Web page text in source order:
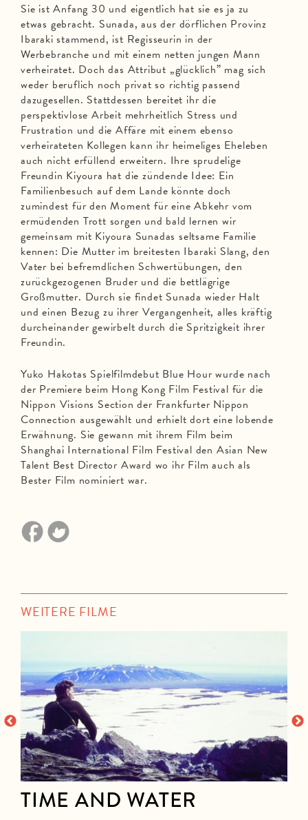
Sie ist Anfang 30 und eigentlich hat sie es ja zu
etwas gebracht. Sunada, aus der dörflichen Provinz
Ibaraki stammend, ist Regisseurin in der
Werbebranche und mit einem netten jungen Mann
verheiratet. Doch das Attribut „glücklich” mag sich
weder beruflich noch privat so richtig passend
dazugesellen. Stattdessen bereitet ihr die
perspektivlose Arbeit mehrheitlich Stress und
Frustration und die Affäre mit einem ebenso
verheirateten Kollegen kann ihr heimeliges Eheleben
auch nicht erfüllend erweitern. Ihre sprudelige
Freundin Kiyoura hat die zündende Idee: Ein
Familienbesuch auf dem Lande könnte doch
zumindest für den Moment für eine Abkehr vom
ermüdenden Trott sorgen und bald lernen wir
gemeinsam mit Kiyoura Sunadas seltsame Familie
kennen: Die Mutter im breitesten Ibaraki Slang, den
Vater bei befremdlichen Schwertübungen, den
zurückgezogenen Bruder und die bettlägrige
Großmutter. Durch sie findet Sunada wieder Halt
und einen Bezug zu ihrer Vergangenheit, alles kräftig
durcheinander gewirbelt durch die Spritzigkeit ihrer
Freundin.
Yuko Hakotas Spielfilmdebut Blue Hour wurde nach
der Premiere beim Hong Kong Film Festival für die
Nippon Visions Section der Frankfurter Nippon
Connection ausgewählt und erhielt dort eine lobende
Erwähnung. Sie gewann mit ihrem Film beim
Shanghai International Film Festival den Asian New
Talent Best Director Award wo ihr Film auch als
Bester Film nominiert war.
WEITERE FILME
TIME AND WATER